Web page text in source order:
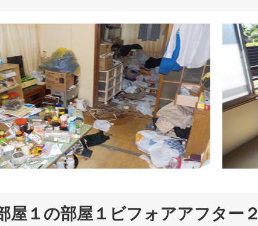
屋１の部屋１ビフォアアフター２